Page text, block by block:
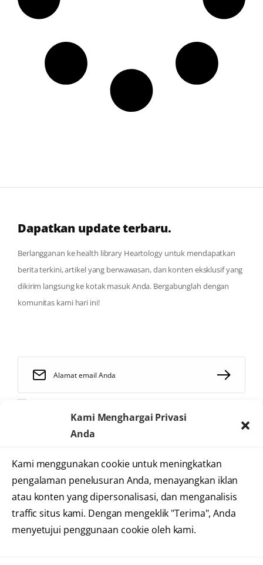
Kami Menghargai Privasi
Anda
Kami menggunakan cookie untuk meningkatkan
pengalaman penelusuran Anda, menayangkan iklan
atau konten yang dipersonalisasi, dan menganalisis
traffic situs kami. Dengan mengeklik "Terima", Anda
menyetujui penggunaan cookie oleh kami.
Dapatkan update terbaru.
Berlangganan ke health library Heartology untuk mendapatkan
berita terkini, artikel yang berwawasan, dan konten eksklusif yang
dikirim langsung ke kotak masuk Anda. Bergabunglah dengan
komunitas kami hari ini!
2025 © Heartology
Cardiovascular Hospital